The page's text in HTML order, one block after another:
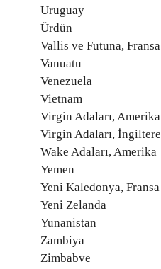
Uruguay
Ürdün
Vallis ve Futuna, Fransa
Vanuatu
Venezuela
Vietnam
Virgin Adaları, Amerika
Virgin Adaları, İngiltere
Wake Adaları, Amerika
Yemen
Yeni Kaledonya, Fransa
Yeni Zelanda
Yunanistan
Zambiya
Zimbabve